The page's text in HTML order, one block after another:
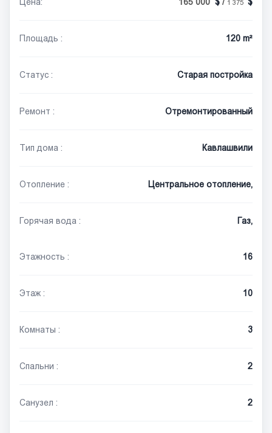
1 375
Площадь : 120 m²
Статус : Старая постройка
Ремонт : Отремонтированный
Тип дома : Кавлашвили
Отопление : Центральное отопление,
Горячая вода : Газ,
Этажность : 16
Этаж : 10
Комнаты : 3
Спальни : 2
Санузел : 2